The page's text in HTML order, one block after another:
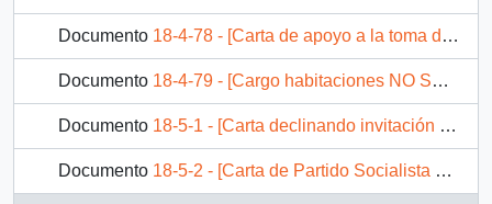
Documento 18-4-78 - [Carta de apoyo a la toma de gobierno del Presidente Aylwin].
Documento 18-4-79 - [Cargo habitaciones NO SHOW ; Transmisión de mando].
Documento 18-5-1 - [Carta declinando invitación a participar en las Ceremonias de su asunción a la Presidencia de la República].
Documento 18-5-2 - [Carta de Partido Socialista de Austria, declinando invitación a asunción a la Presidencia de la República].